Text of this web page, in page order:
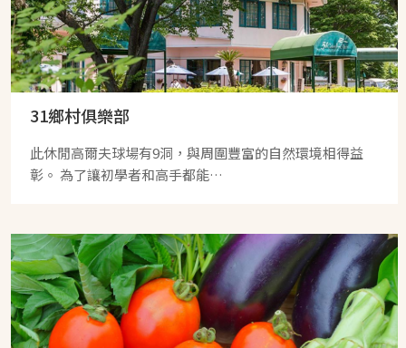
31鄉村俱樂部
此休閒高爾夫球場有9洞，與周圍豐富的自然環境相得益
彰。 為了讓初學者和高手都能…